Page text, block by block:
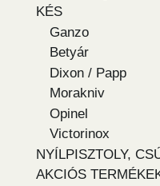
KÉS
Ganzo
Betyár
Dixon / Papp
Morakniv
Opinel
Victorinox
NYÍLPISZTOLY,
AKCIÓS